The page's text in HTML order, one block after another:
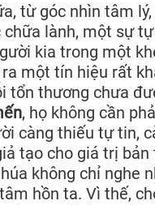
từ góc nhìn tâm
lành, một sự tự
kia trong một
một tín hiệu rất
tổn thương chưa
, họ không cần
càng thiếu tự tin,
tạo cho giá trị
không chỉ nghe
hồn ta. Vì thế,